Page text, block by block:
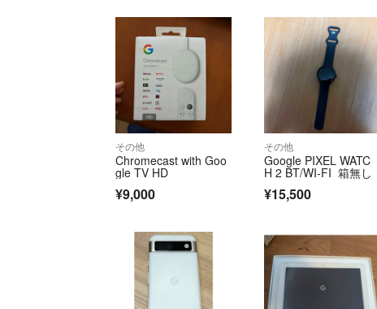
その他
Chromecast with Goo
gle TV HD
¥9,000
その他
Google PIXEL WATC
H 2 BT/WI-FI 箱無し
¥15,500